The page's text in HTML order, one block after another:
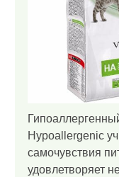
Hypoallergenic
самочувствия
удовлетворяет